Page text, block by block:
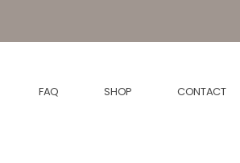
FAQ SHOP CONTACT